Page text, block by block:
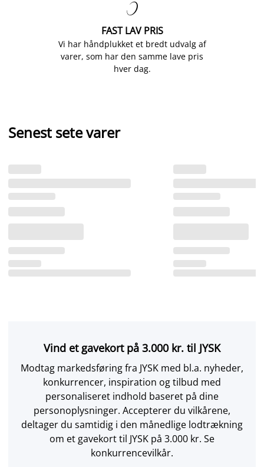

FAST LAV PRIS
Vi har håndplukket et bredt udvalg af
varer, som har den samme lave pris
hver dag.
Senest sete varer
Vind et gavekort på 3.000 kr. til JYSK
Modtag markedsføring fra JYSK med bl.a. nyheder,
konkurrencer, inspiration og tilbud med
personaliseret indhold baseret på dine
personoplysninger. Accepterer du vilkårene,
deltager du samtidig i den månedlige lodtrækning
om et gavekort til JYSK på 3.000 kr. Se
konkurrencevilkår.